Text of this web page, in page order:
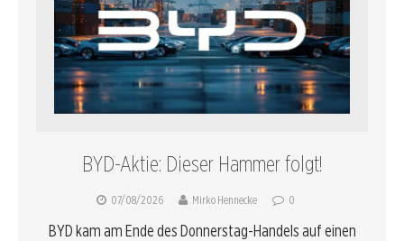
BYD-Aktie: Dieser Hammer folgt!
07/08/2026 Mirko Hennecke 0
BYD kam am Ende des Donnerstag-Handels auf einen